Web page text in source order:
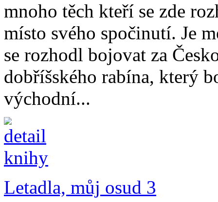
mnoho těch kteří se zde
místo svého spočinutí. Je
se rozhodl bojovat za
dobříšského rabína, který
východní...
Letadla, můj osud 3